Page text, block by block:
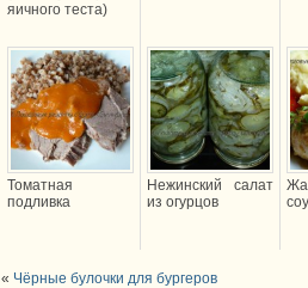
яичного теста)
Томатная
подливка
Нежинский салат
из огурцов
« Чёрные булочки для бургеров